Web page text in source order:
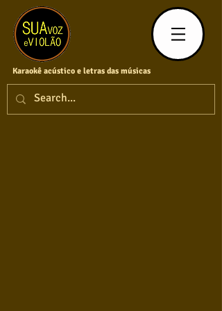
Karaokê acústico e letras das músicas